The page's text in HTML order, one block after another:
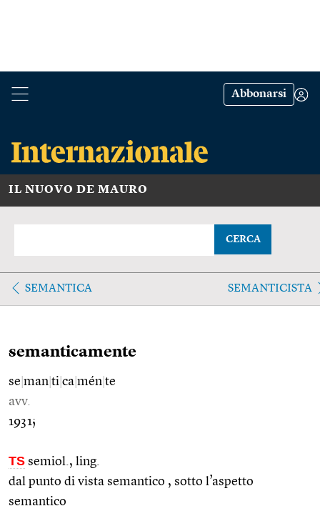
Abbonarsi
IL NUOVO DE MAURO
CERCA
SEMANTICA SEMANTICISTA
semanticamente
se man ti ca mén te
avv.
1931;
TS semiol., ling.
dal punto di vista semantico , sotto l’aspetto
semantico